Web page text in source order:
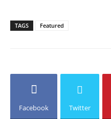
TAGS Featured
Facebook Twitter